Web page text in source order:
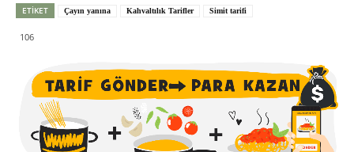
ETIKET Çayın yanına Kahvaltılık Tarifler Simit tarifi
106